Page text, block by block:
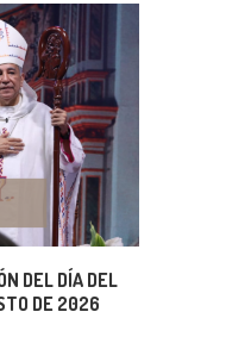
DEL DÍA DEL
DE 2026